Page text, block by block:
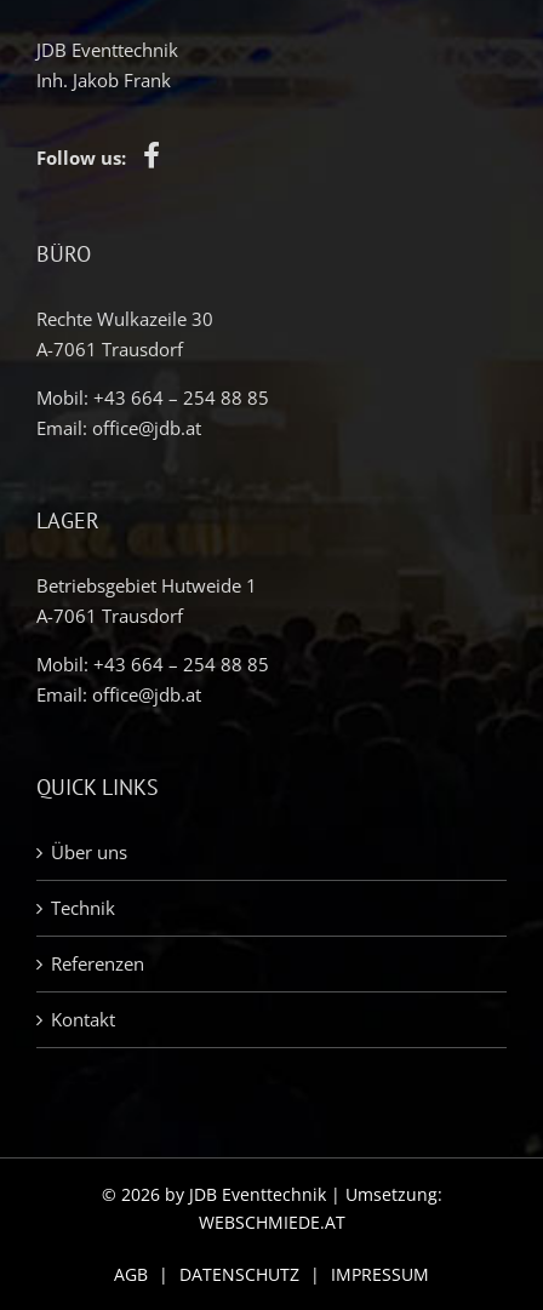
JDB Eventtechnik
Inh. Jakob Frank
Follow us:
BÜRO
Rechte Wulkazeile 30
A-7061 Trausdorf
Mobil: +43 664 – 254 88 85
Email: office@jdb.at
LAGER
Betriebsgebiet Hutweide 1
A-7061 Trausdorf
Mobil: +43 664 – 254 88 85
Email: office@jdb.at
QUICK LINKS
Über uns
Technik
Referenzen
Kontakt
© 2026 by JDB Eventtechnik | Umsetzung:
WEBSCHMIEDE.AT
AGB | DATENSCHUTZ | IMPRESSUM